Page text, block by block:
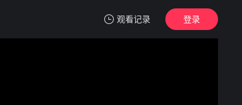
观看记录 登录